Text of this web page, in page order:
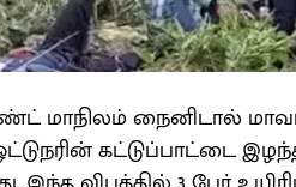
மாநிலம் நைனிடால்
கட்டுப்பாட்டை